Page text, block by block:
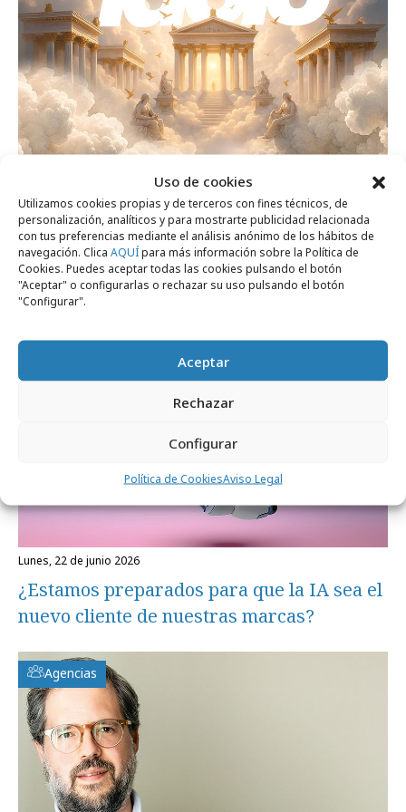
Uso de cookies
Utilizamos cookies propias y de terceros con fines técnicos, de
personalización, analíticos y para mostrarte publicidad relacionada
con tus preferencias mediante el análisis anónimo de los hábitos de
navegación. Clica AQUÍpara más información sobre la Política de
Cookies. Puedes aceptar todas las cookies pulsando el botón
"Aceptar" o configurarlas o rechazar su uso pulsando el botón
"Configurar".
Aceptar
Rechazar
Configurar
Política de CookiesAviso Legal
Roman, agencia de PR y creatividad de los
Premios Ídolo 2026
Opinión
lunes, 22 de junio 2026
¿Estamos preparados para que la IA sea el
nuevo cliente de nuestras marcas?
Agencias